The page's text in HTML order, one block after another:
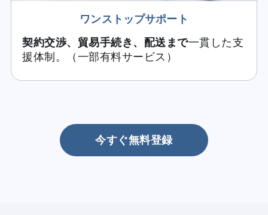
ワンストップサポート
契約交渉、貿易手続き、配送まで一貫した支
援体制。（一部有料サービス）
今すぐ無料登録